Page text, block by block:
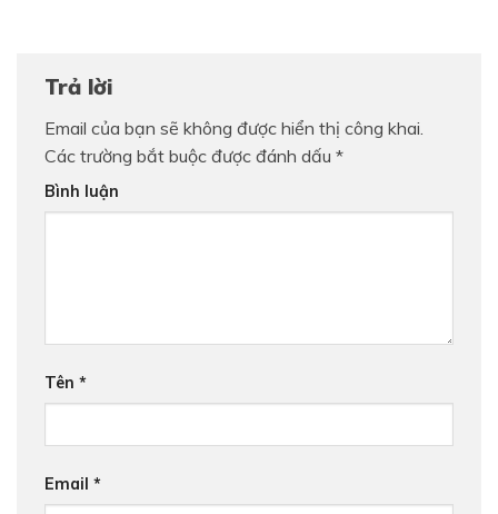
Trả lời
Email của bạn sẽ không được hiển thị công khai.
Các trường bắt buộc được đánh dấu *
Bình luận
Tên *
Email *